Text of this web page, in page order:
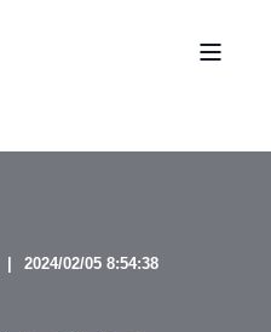
2024/02/05 8:54:38